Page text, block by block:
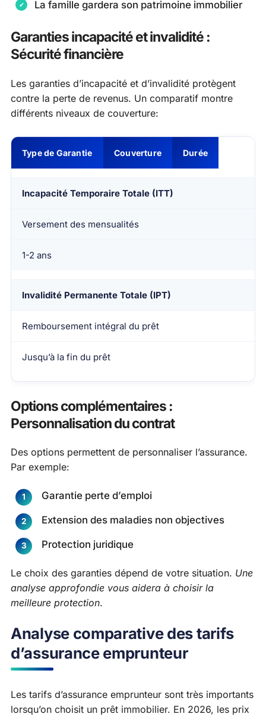
La famille gardera son patrimoine immobilier
Garanties incapacité et invalidité :
Sécurité financière
Les garanties d’incapacité et d’invalidité protègent
contre la perte de revenus. Un comparatif montre
différents niveaux de couverture:
Type de Garantie Couverture Durée
Incapacité Temporaire Totale (ITT)
Versement des mensualités
1-2 ans
Invalidité Permanente Totale (IPT)
Remboursement intégral du prêt
Jusqu’à la fin du prêt
Options complémentaires :
Personnalisation du contrat
Des options permettent de personnaliser l’assurance.
Par exemple:
Garantie perte d’emploi
Extension des maladies non objectives
Protection juridique
Le choix des garanties dépend de votre situation. Une
analyse approfondie vous aidera à choisir la
meilleure protection.
Analyse comparative des tarifs
d’assurance emprunteur
Les tarifs d’assurance emprunteur sont très importants
lorsqu’on choisit un prêt immobilier. En 2026, les prix